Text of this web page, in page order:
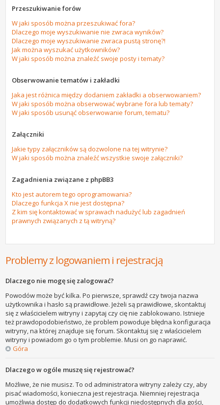
Przeszukiwanie forów
W jaki sposób można przeszukiwać fora?
Dlaczego moje wyszukiwanie nie zwraca wyników?
Dlaczego moje wyszukiwanie zwraca pustą stronę?!
Jak można wyszukać użytkowników?
W jaki sposób można znaleźć swoje posty i tematy?
Obserwowanie tematów i zakładki
Jaka jest różnica między dodaniem zakładki a obserwowaniem?
W jaki sposób można obserwować wybrane fora lub tematy?
W jaki sposób usunąć obserwowanie forum, tematu?
Załączniki
Jakie typy załączników są dozwolone na tej witrynie?
W jaki sposób można znaleźć wszystkie swoje załączniki?
Zagadnienia związane z phpBB3
Kto jest autorem tego oprogramowania?
Dlaczego funkcja X nie jest dostępna?
Z kim się kontaktować w sprawach nadużyć lub zagadnień
prawnych związanych z tą witryną?
Problemy z logowaniem i rejestracją
Dlaczego nie mogę się zalogować?
Powodów może być kilka. Po pierwsze, sprawdź czy twoja nazwa
użytkownika i hasło są prawidłowe. Jeżeli są prawidłowe, skontaktuj
się z właścicielem witryny i zapytaj czy cię nie zablokowano. Istnieje
też prawdopodobieństwo, że problem powoduje błędna konfiguracja
witryny, na której znajduje się forum. Skontaktuj się z właścicielem
witryny i powiadom go o tym problemie. Musi on go naprawić.
Góra
Dlaczego w ogóle muszę się rejestrować?
Możliwe, że nie musisz. To od administratora witryny zależy czy, aby
pisać wiadomości, konieczna jest rejestracja. Niemniej rejestracja
umożliwia dostęp do dodatkowych funkcji niedostępnych dla gości,